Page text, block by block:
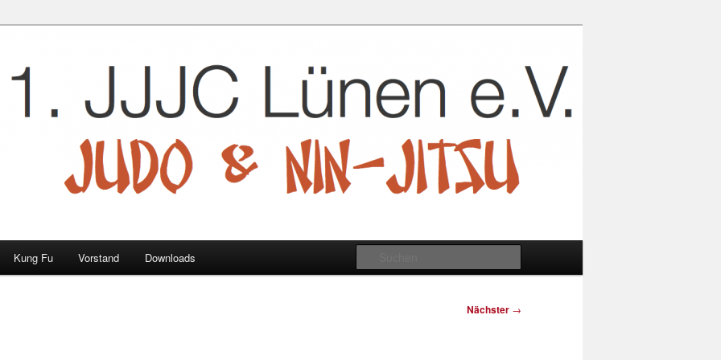
Kung Fu Vorstand Downloads
Nächster →